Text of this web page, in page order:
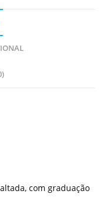
com graduação